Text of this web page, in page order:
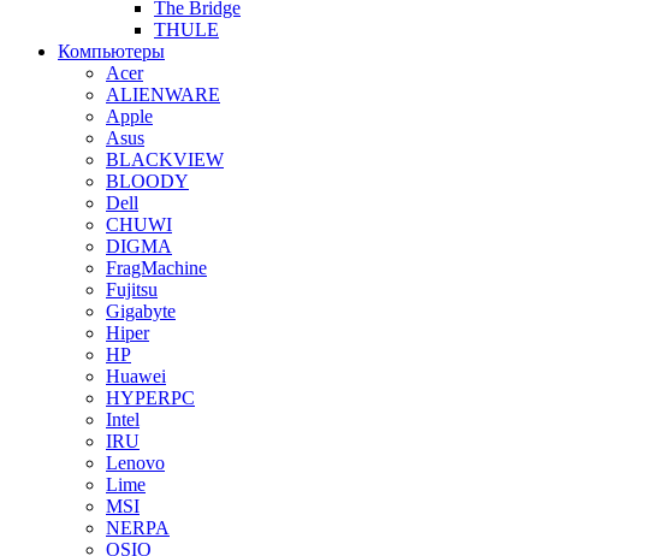
The Bridge
THULE
Компьютеры
Acer
ALIENWARE
Apple
Asus
BLACKVIEW
BLOODY
Dell
CHUWI
DIGMA
FragMachine
Fujitsu
Gigabyte
Hiper
HP
Huawei
HYPERPC
Intel
IRU
Lenovo
Lime
MSI
NERPA
OSIO